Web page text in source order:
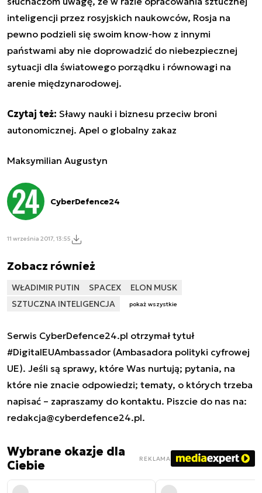
inteligencji przez rosyjskich naukowców, Rosja na
pewno podzieli się swoim know-how z innymi
państwami aby nie doprowadzić do niebezpiecznej
sytuacji dla światowego porządku i równowagi na
arenie międzynarodowej.
Czytaj też: Sławy nauki i biznesu przeciw broni
autonomicznej. Apel o globalny zakaz
Maksymilian Augustyn
CyberDefence24
11 września 2017, 13:55
Zobacz również
WŁADIMIR PUTIN SPACEX
ELON MUSK
SZTUCZNA INTELIGENCJA
pokaż wszystkie
Serwis CyberDefence24.pl otrzymał tytuł
#DigitalEUAmbassador (Ambasadora polityki cyfrowej
UE). Jeśli są sprawy, które Was nurtują; pytania, na
które nie znacie odpowiedzi; tematy, o których trzeba
napisać – zapraszamy do kontaktu. Piszcie do nas na:
redakcja@cyberdefence24.pl.
Wybrane okazje dla
Ciebie
REKLAMA